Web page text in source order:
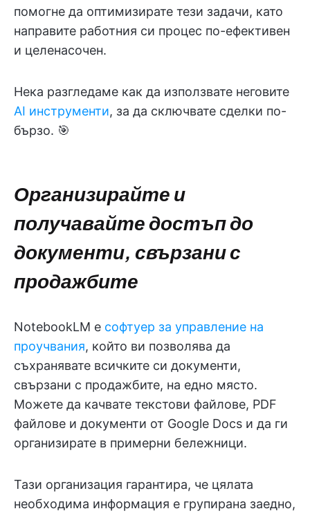
помогне да оптимизирате тези задачи, като
направите работния си процес по-ефективен
и целенасочен.
Нека разгледаме как да използвате неговите
AI инструменти, за да сключвате сделки по-
бързо. 🎯
Организирайте и
получавайте достъп до
документи, свързани с
продажбите
NotebookLM е софтуер за управление на
проучвания, който ви позволява да
съхранявате всичките си документи,
свързани с продажбите, на едно място.
Можете да качвате текстови файлове, PDF
файлове и документи от Google Docs и да ги
организирате в примерни бележници.
Тази организация гарантира, че цялата
необходима информация е групирана заедно,